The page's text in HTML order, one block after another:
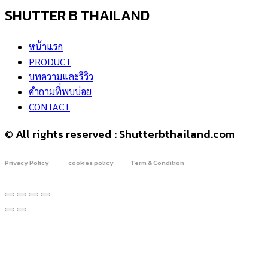
SHUTTER B THAILAND
หน้าแรก
PRODUCT
บทความและรีวิว
คำถามที่พบบ่อย
CONTACT
© All rights reserved : Shutterbthailand.com
Privacy Policy cookies policy Term & Condition